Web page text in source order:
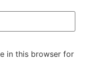
in this browser for